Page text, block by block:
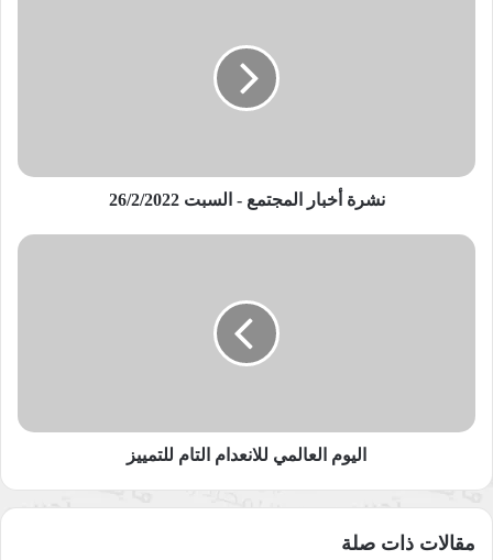
فاعمل بطريقة ما على تحريرها من أصفاد الإنتظار والترقب”.
ودرس الفيزياء في لبنان بتفوق وتدرب على السلاح في معسكر
لحركة فتح، وحين عاد لدير اللوز عمل مدرسا للفيزياء والرياضيات
بعد رفضه إكمال الدكتوراة بدعم من وكالة ناسا الامريكية وبترشيح
وبدون نيل شهادة الماجستير؟، وبشير لم يهتم بالدراسة وعمل مع
والده بمطحنة القمح ومعصرة الزيتون والأرض، هما توأمان لكن
أن النضال ضد الاحتلال غير مقتصر على ديانة محددة بل بالجانب
الوطني، وحين انكشف غادر متسللا للأردن تاركا سنية زوجته وأهله
وبلده ليختفي في بيت زوج خالته في مخيم الوحدات للاجئين في
الحكم المؤبد في الأسر، أو أن يتعرض للتصفية على يد الوحدات
نشرة أخبار المجتمع - السبت 26/2/2022
اليوم
اليوم العالمي للانعدام التام للتمييز
مقالات ذات صلة